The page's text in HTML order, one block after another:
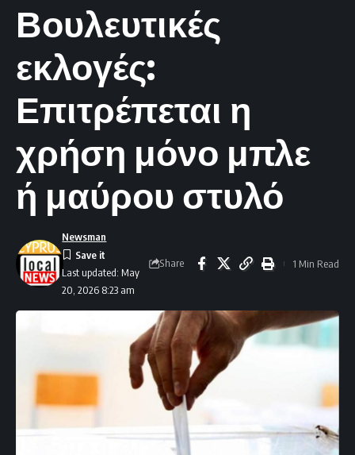
Βουλευτικές
εκλογές:
Επιτρέπεται η
χρήση μόνο μπλε
ή μαύρου στυλό
Last updated: May
20, 2026 8:23 am
Newsman
Share 1 Min Read